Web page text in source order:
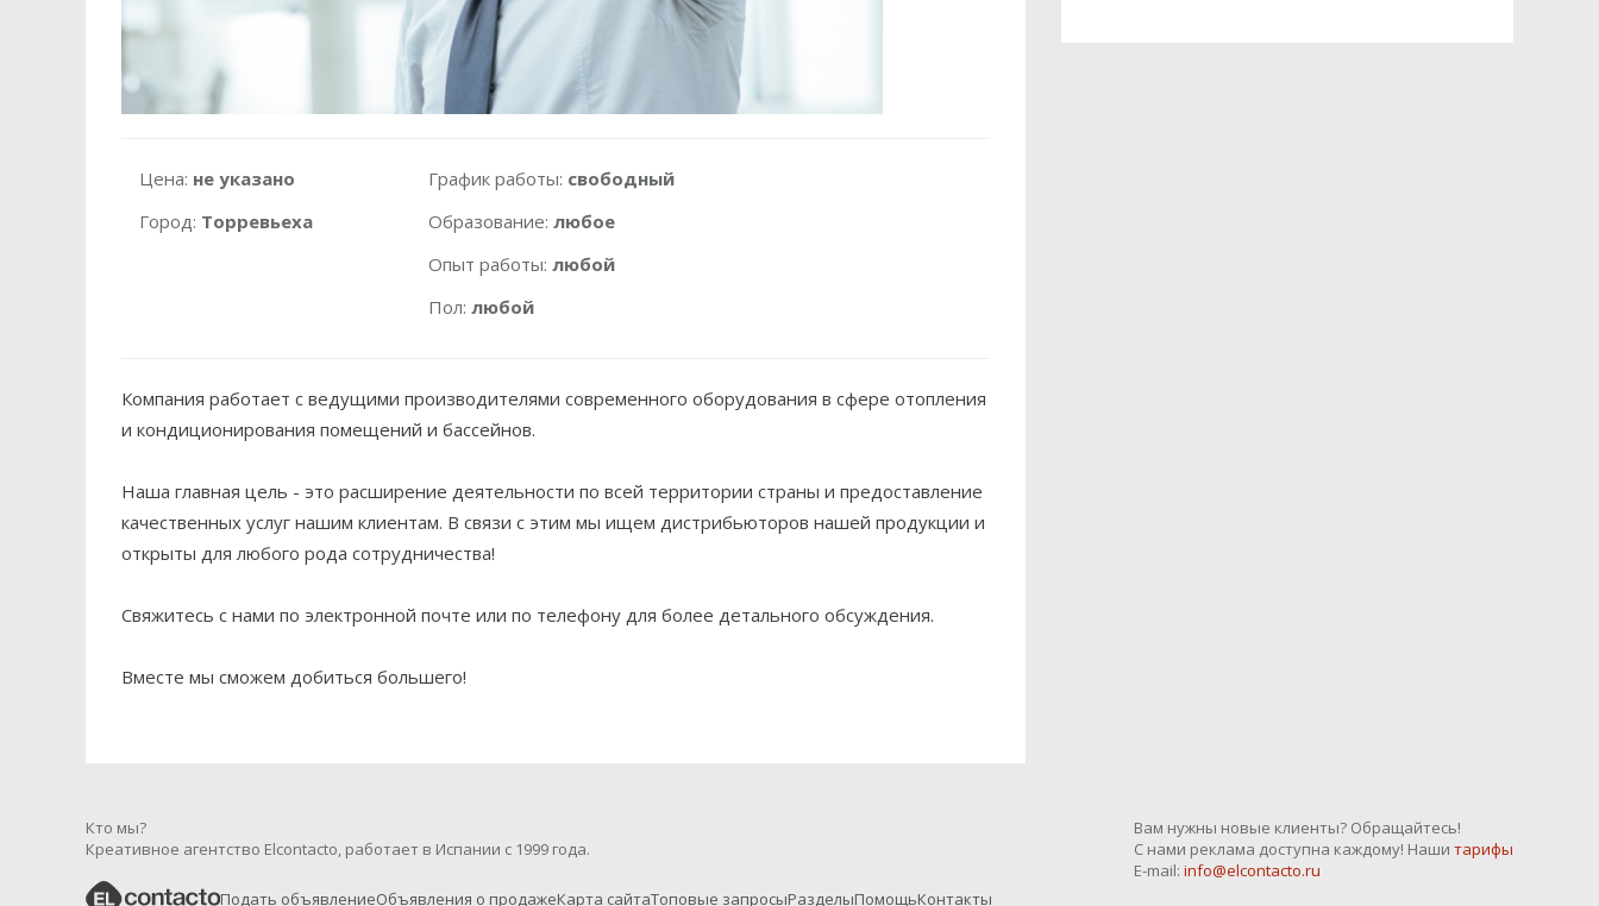
Цена: не указано
Город: Торревьеха
График работы: свободный
Образование:любое
Опыт работы:любой
Пол:любой
Компания работает с ведущими производителями современного оборудования в сфере отопления
и кондиционирования помещений и бассейнов.
Наша главная цель - это расширение деятельности по всей территории страны и предоставление
качественных услуг нашим клиентам. В связи с этим мы ищем дистрибьюторов нашей продукции и
открыты для любого рода сотрудничества!
Свяжитесь с нами по электронной почте или по телефону для более детального обсуждения.
Вместе мы сможем добиться большего!
Кто мы?
Креативное агентство Elcontacto, работает в Испании с 1999 года.
Вам нужны новые клиенты? Обращайтесь!
С нами реклама доступна каждому! Наши тарифы
E-mail: info@elcontacto.ru
Подать объявлениеОбъявления о продажеКарта сайтаТоповые запросыРазделыПомощьКонтакты